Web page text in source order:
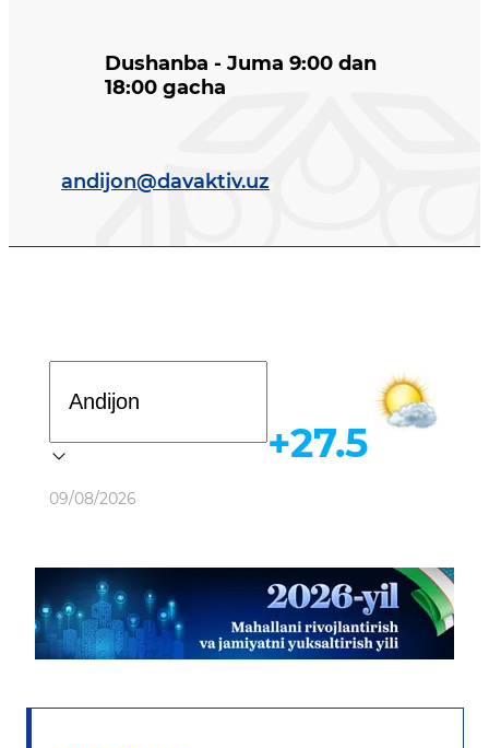
Dushanba - Juma 9:00 dan
18:00 gacha
andijon@davaktiv.uz
Ob-havo
09/08/2026
+27.5